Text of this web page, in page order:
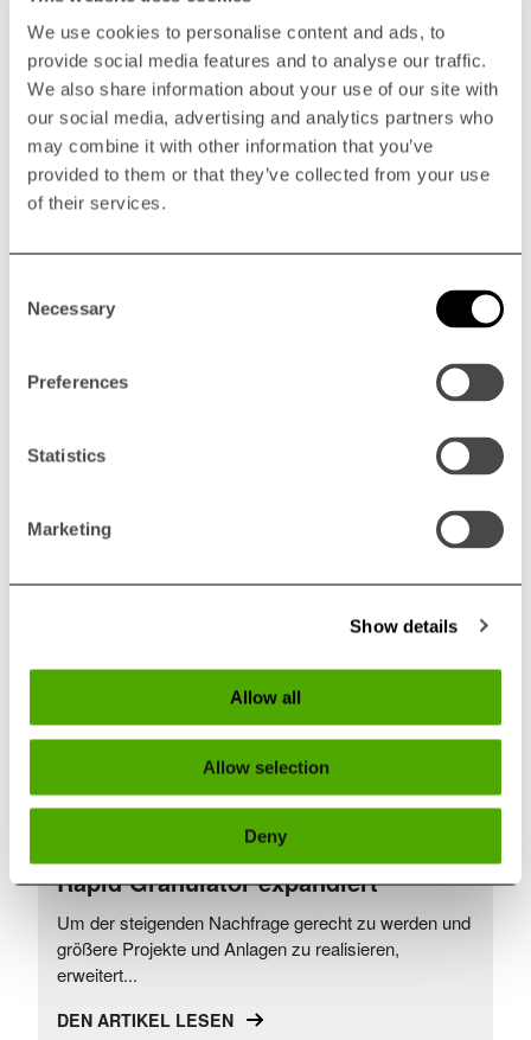
We use cookies to personalise content and ads, to
provide social media features and to analyse our traffic.
We also share information about your use of our site with
our social media, advertising and analytics partners who
may combine it with other information that you’ve
provided to them or that they’ve collected from your use
of their services.
Selection
Necessary
Preferences
Statistics
Marketing
Show details
Allow all
Allow selection
Deny
Arla Plast AB, einen führenden Hersteller
extrudierter...
DEN ARTIKEL LESEN
Büro in Bredaryd
Rapid Granulator expandiert
Um der steigenden Nachfrage gerecht zu werden und
größere Projekte und Anlagen zu realisieren,
erweitert...
DEN ARTIKEL LESEN